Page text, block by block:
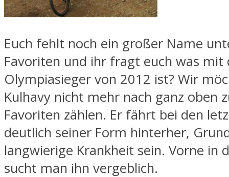
Euch fehlt noch ein großer Name
Favoriten und ihr fragt euch was mit
Olympiasieger von 2012 ist? Wir
Kulhavy nicht mehr nach ganz oben
Favoriten zählen. Er fährt bei den
deutlich seiner Form hinterher,
langwierige Krankheit sein. Vorne in
sucht man ihn vergeblich.